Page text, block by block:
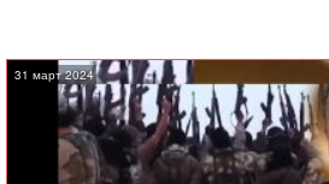
31 март 2024